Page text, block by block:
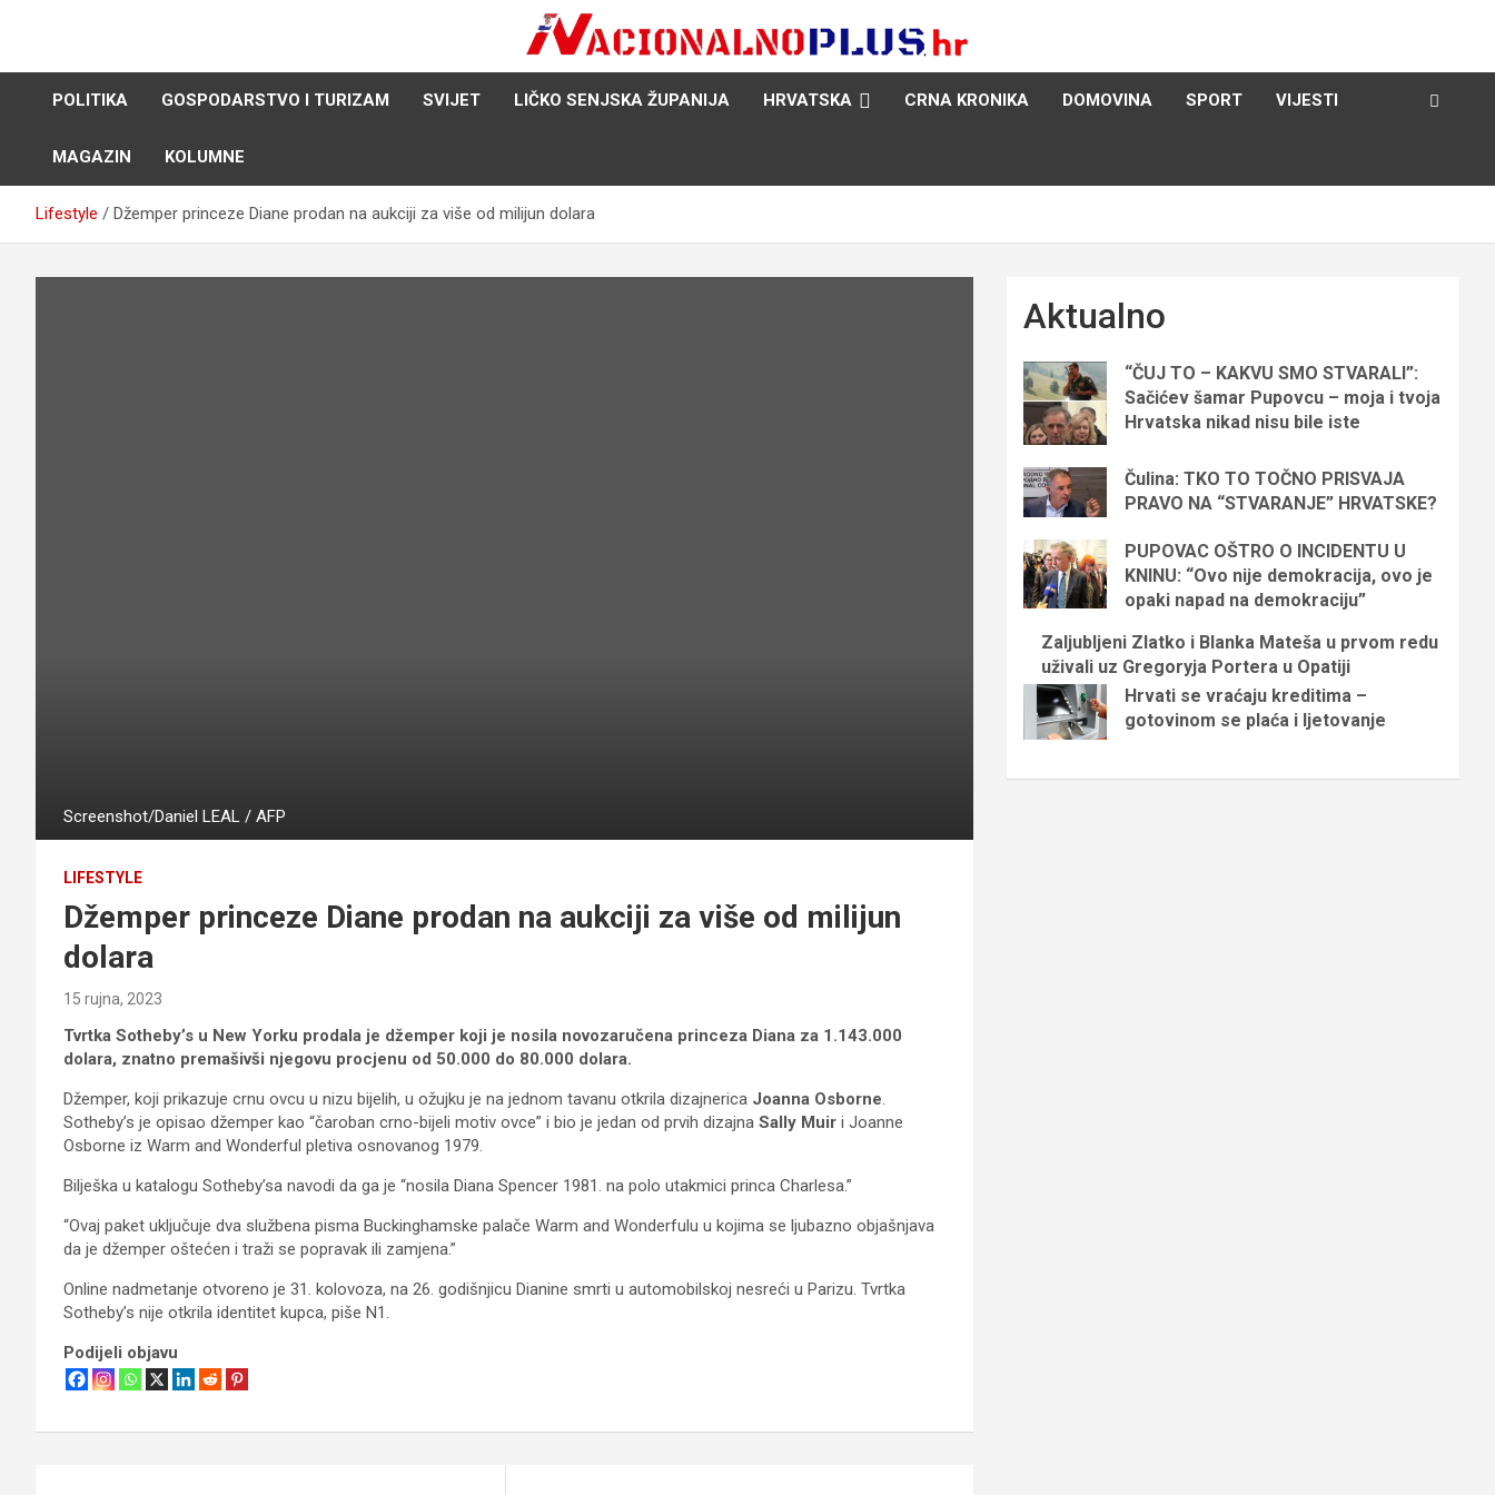
NacionalnoPlus.hr
Nacija želi znati više
POLITIKA
GOSPODARSTVO I TURIZAM SVIJET LIČKO SENJSKA ŽUPANIJA HRVATSKA CRNA KRONIKA DOMOVINA SPORT VIJESTI
MAGAZIN KOLUMNE
Lifestyle Džemper princeze Diane prodan na aukciji za više od milijun dolara
Screenshot/Daniel LEAL / AFP
LIFESTYLE
Džemper princeze Diane prodan na aukciji za više od milijun
dolara
15 rujna, 2023
Tvrtka Sotheby’s u New Yorku prodala je džemper koji je nosila novozaručena princeza Diana za 1.143.000
dolara, znatno premašivši njegovu procjenu od 50.000 do 80.000 dolara.
Džemper, koji prikazuje crnu ovcu u nizu bijelih, u ožujku je na jednom tavanu otkrila dizajnerica Joanna Osborne
Sotheby’s je opisao džemper kao “čaroban crno-bijeli motiv ovce” i bio je jedan od prvih dizajna Sally Muir i Joanne
Osborne iz Warm and Wonderful pletiva osnovanog 1979.
Bilješka u katalogu Sotheby’sa navodi da ga je “nosila Diana Spencer 1981. na polo utakmici princa Charlesa.”
“Ovaj paket uključuje dva službena pisma Buckinghamske palače Warm and Wonderfulu u kojima se ljubazno objašnjava
da je džemper oštećen i traži se popravak ili zamjena.”
Online nadmetanje otvoreno je 31. kolovoza, na 26. godišnjicu Dianine smrti u automobilskoj nesreći u Parizu. Tvrtka
Sotheby’s nije otkrila identitet kupca, piše N1.
Podijeli objavu
Aktualno
“ČUJ TO – KAKVU SMO STVARALI”:
Sačićev šamar Pupovcu – moja i tvoja
Hrvatska nikad nisu bile iste
Čulina: TKO TO TOČNO PRISVAJA
PRAVO NA “STVARANJE” HRVATSKE?
PUPOVAC OŠTRO O INCIDENTU U
KNINU: “Ovo nije demokracija, ovo je
opaki napad na demokraciju”
Zaljubljeni Zlatko i Blanka Mateša u prvom redu
uživali uz Gregoryja Portera u Opatiji
Hrvati se vraćaju kreditima –
gotovinom se plaća i ljetovanje